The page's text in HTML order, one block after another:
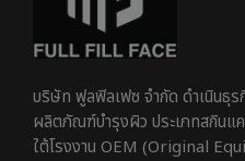
บริษัท ฟูลฟิลเฟซ จำกัด ดำเนินธุร
ผลิตภัณฑ์บำรุงผิว ประเภทสกินแ
ใต้โรงงาน OEM (Original